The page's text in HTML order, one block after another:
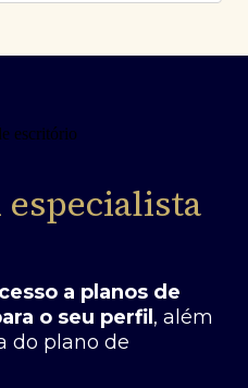
a planos de
o seu perfil , além
do plano de